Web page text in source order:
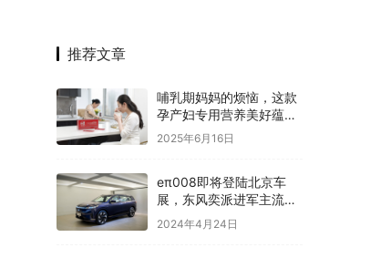
推荐文章
哺乳期妈妈的烦恼，这款
孕产妇专用营养美好蕴育
润康乳母营养包都接住了
2025年6月16日
eπ008即将登陆北京车
展，东风奕派进军主流大
型SUV市场
2024年4月24日